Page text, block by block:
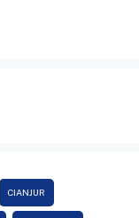
CIANJUR